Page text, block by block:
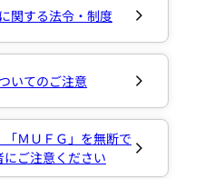
関する法令・制度
いてのご注意
「ＭＵＦＧ」を無断で
ご注意ください